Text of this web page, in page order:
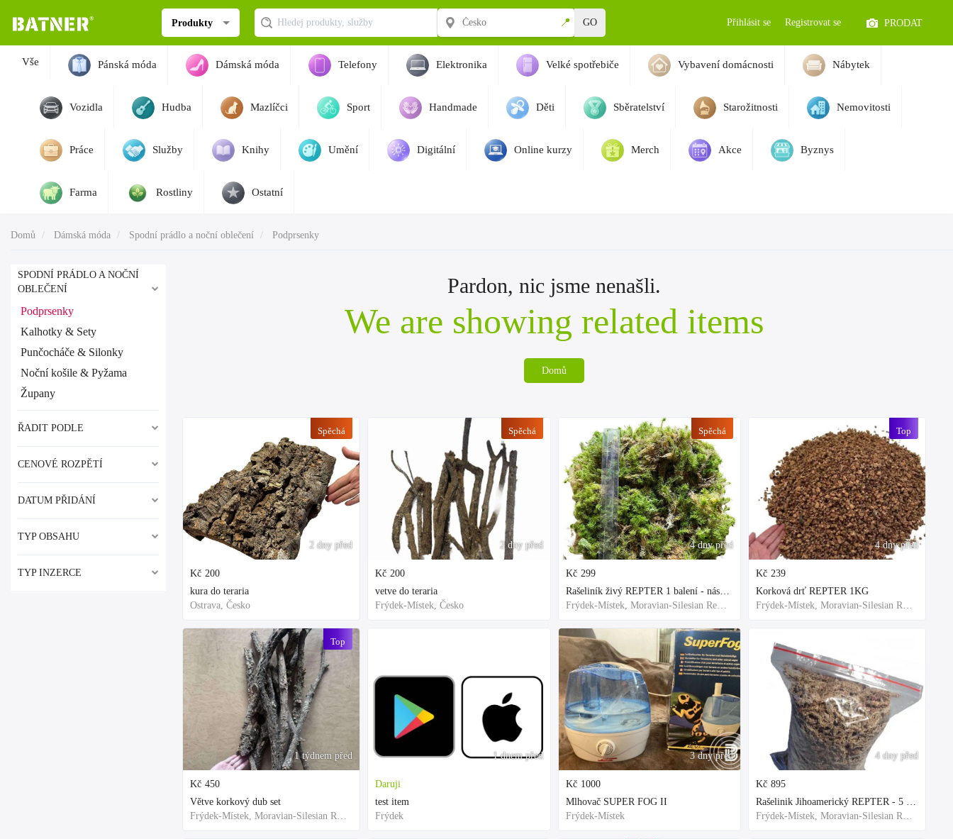
Produkty 📍 GO Přihlásit se Registrovat se PRODAT
Vše Pánská móda Dámská móda Telefony Elektronika Velké spotřebiče Vybavení domácnosti Nábytek
Vozidla Hudba Mazlíčci Sport Handmade Děti Sběratelství Starožitnosti Nemovitosti
Práce Služby Knihy Umění Digitální Online kurzy Merch Akce Byznys
Farma Rostliny Ostatní
Domů Dámská móda Spodní prádlo a noční oblečení Podprsenky
SPODNÍ PRÁDLO A NOČNÍ
OBLEČENÍ
Podprsenky
Kalhotky & Sety
Punčocháče & Silonky
Noční košile & Pyžama
Župany
ŘADIT PODLE
CENOVÉ ROZPĚTÍ
DATUM PŘIDÁNÍ
TYP OBSAHU
TYP INZERCE
Pardon, nic jsme nenašli.
We are showing related items
Domů
2 dny před
Spěchá
Kč 200
kura do teraria
Ostrava, Česko
1 týdnem před
Top
Kč 450
Větve korkový dub set
Frýdek-Místek, Moravian-Silesian Region,Others
2 dny před
Spěchá
Kč 200
vetve do teraria
Frýdek-Místek, Česko
1 dnem před
Daruji
test item
Frýdek
4 dny před
Spěchá
Kč 299
Rašeliník živý REPTER 1 balení - násada, TOP kvalita 30cm-30cm-8cm
Frýdek-Místek, Moravian-Silesian Region,Others
3 dny před
Kč 1000
Mlhovač SUPER FOG II
Frýdek-Místek
4 dny před
Top
Kč 239
Korková drť REPTER 1KG
Frýdek-Místek, Moravian-Silesian Region,Others
4 dny před
Kč 895
Rašelinik Jihoamerický REPTER - 5 balení - 500g -
Frýdek-Místek, Moravian-Silesian Region,Others